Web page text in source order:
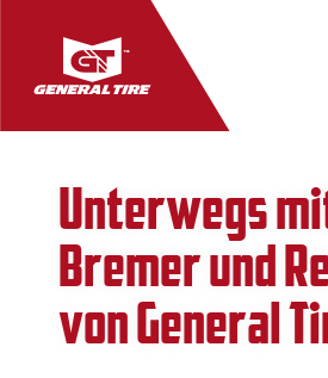
Unterwegs
Bremer und
von General